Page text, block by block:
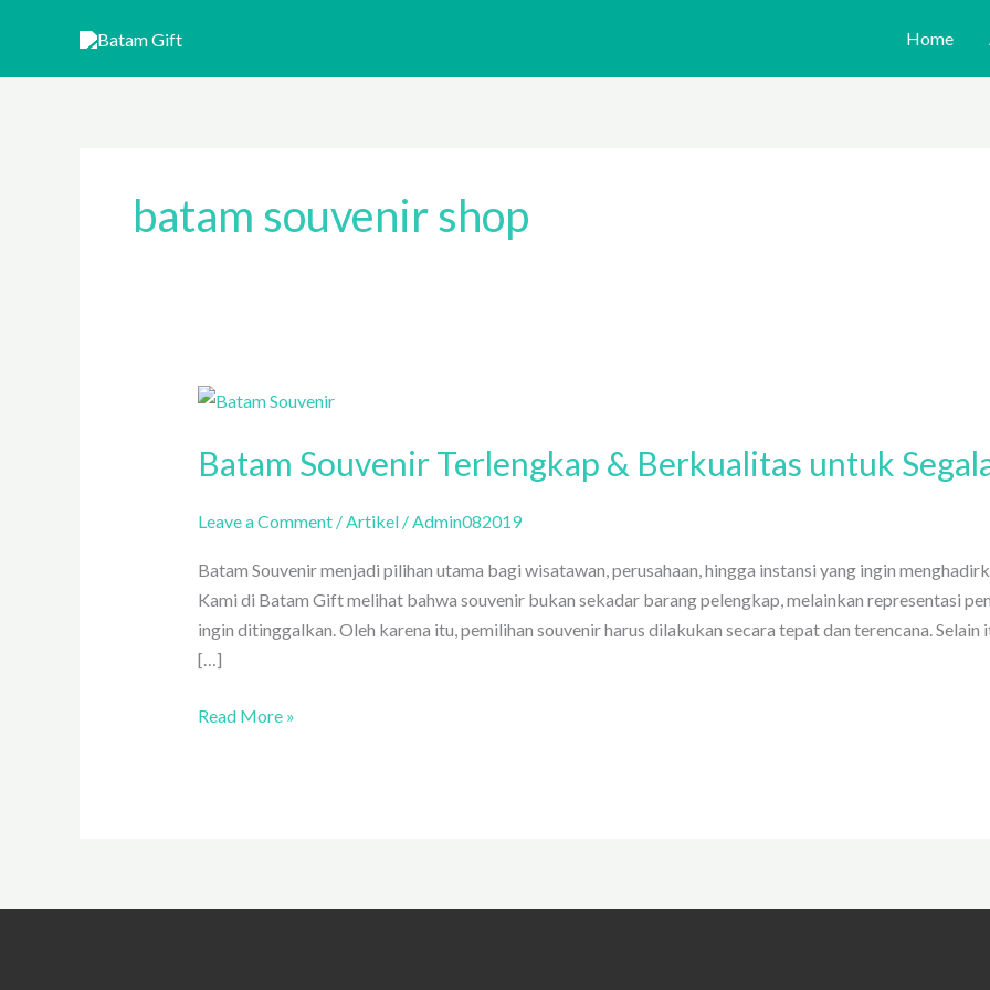
content
Home
batam souvenir shop
Batam Souvenir Terlengkap & Berkualitas untuk
Leave a Comment /Artikel/Admin082019
Batam Souvenir menjadi pilihan utama bagi wisatawan, perusahaan, hingga instansi yang ingin
Kami di Batam Gift melihat bahwa souvenir bukan sekadar barang pelengkap, melainkan representasi
ingin ditinggalkan. Oleh karena itu, pemilihan souvenir harus dilakukan secara tepat dan terencana.
[…]
Batam
Terlengkap
Berkualitas
Segala
Acara
Read More »